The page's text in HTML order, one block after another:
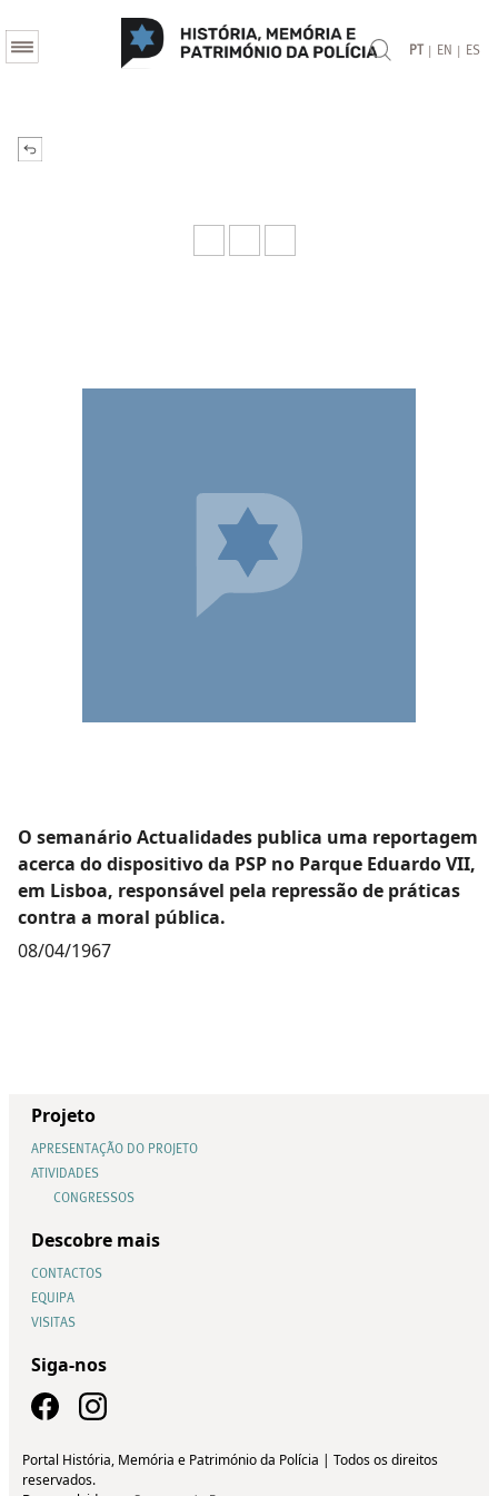
PT | EN | ES
O semanário Actualidades publica uma reportagem
acerca do dispositivo da PSP no Parque Eduardo VII,
em Lisboa, responsável pela repressão de práticas
contra a moral pública.
08/04/1967
Projeto
APRESENTAÇÃO DO PROJETO
ATIVIDADES
CONGRESSOS
Descobre mais
CONTACTOS
EQUIPA
VISITAS
Siga-nos
Portal História, Memória e Património da Polícia | Todos os direitos
reservados.